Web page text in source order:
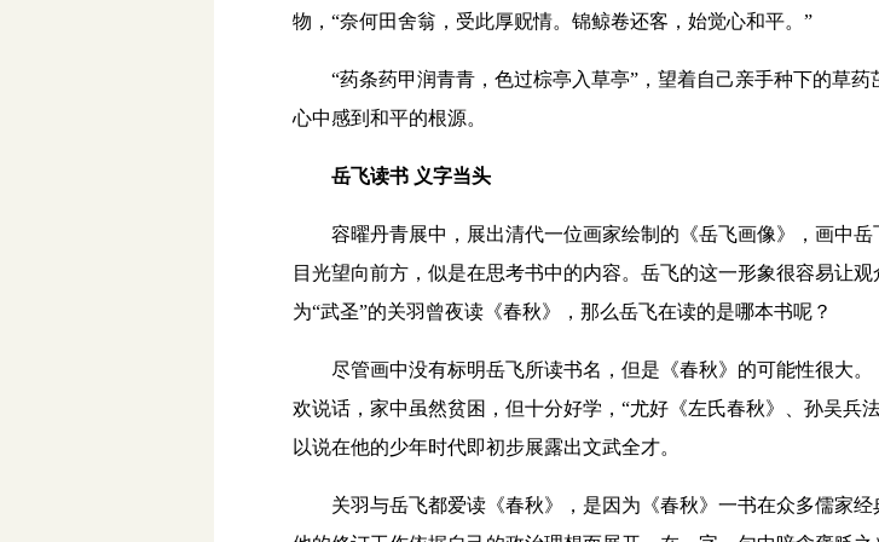
物，“奈何田舍翁，受此厚贶情。锦鲸卷还客，始觉心和平。”
“药条药甲润青青，色过棕亭入草亭”，望着自己亲手种下的草药
心中感到和平的根源。
岳飞读书 义字当头
容曜丹青展中，展出清代一位画家绘制的《岳飞画像》，画中岳
目光望向前方，似是在思考书中的内容。岳飞的这一形象很容易让
为“武圣”的关羽曾夜读《春秋》，那么岳飞在读的是哪本书呢？
尽管画中没有标明岳飞所读书名，但是《春秋》的可能性很大。
欢说话，家中虽然贫困，但十分好学，“尤好《左氏春秋》、孙吴兵
以说在他的少年时代即初步展露出文武全才。
关羽与岳飞都爱读《春秋》，是因为《春秋》一书在众多儒家经